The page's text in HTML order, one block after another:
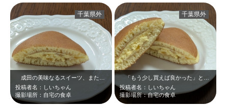
投稿者名：しいちゃん
撮影場所：自宅の食卓
千葉県外
投稿者名：しいちゃん
撮影場所：自宅の食卓
千葉県外